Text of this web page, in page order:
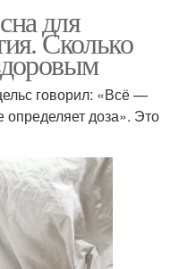
для
Сколько
говорил: «Всё —
определяет доза». Это